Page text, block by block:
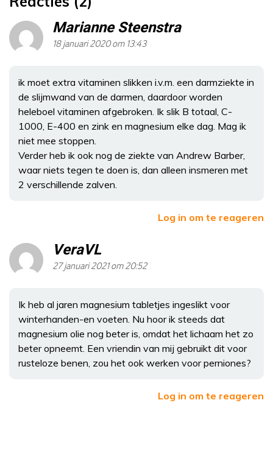
Marianne Steenstra
18 januari 2020 om 13:43
ik moet extra vitaminen slikken i.v.m. een darmziekte in
de slijmwand van de darmen, daardoor worden
heleboel vitaminen afgebroken. Ik slik B totaal, C-
1000, E-400 en zink en magnesium elke dag. Mag ik
niet mee stoppen.
Verder heb ik ook nog de ziekte van Andrew Barber,
waar niets tegen te doen is, dan alleen insmeren met
2 verschillende zalven.
Log in om te reageren
VeraVL
27 januari 2021 om 20:52
Ik heb al jaren magnesium tabletjes ingeslikt voor
winterhanden-en voeten. Nu hoor ik steeds dat
magnesium olie nog beter is, omdat het lichaam het zo
beter opneemt. Een vriendin van mij gebruikt dit voor
rusteloze benen, zou het ook werken voor perniones?
Log in om te reageren